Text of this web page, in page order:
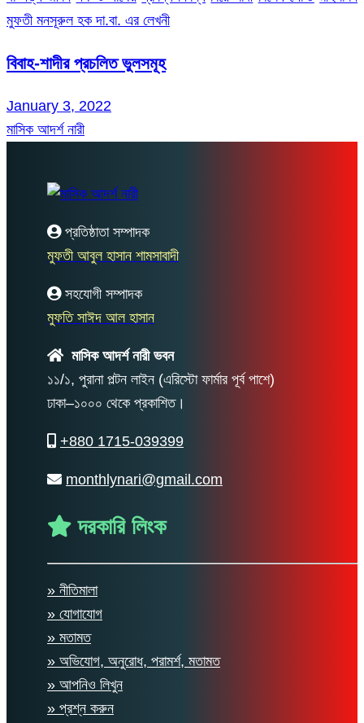
মুফতী মনসূরুল হক দা.বা. এর লেখনী
বিবাহ-শাদীর প্রচলিত ভুলসমূহ
January 3, 2022
মাসিক আদর্শ নারী
প্রতিষ্ঠাতা সম্পাদক
মুফতী আবুল হাসান শামসাবাদী
সহযোগী সম্পাদক
মুফতি সাঈদ আল হাসান
মাসিক আদর্শ নারী ভবন
১১/১, পুরানা পল্টন লাইন (এরিস্টো ফার্মার পূর্ব পাশে)
ঢাকা–১০০০ থেকে প্রকাশিত।
+880 1715-039399
monthlynari@gmail.com
দরকারি লিংক
» নীতিমালা
» যোগাযোগ
» মতামত
» অভিযোগ, অনুরোধ, পরামর্শ, মতামত
» আপনিও লিখুন
» প্রশ্ন করুন